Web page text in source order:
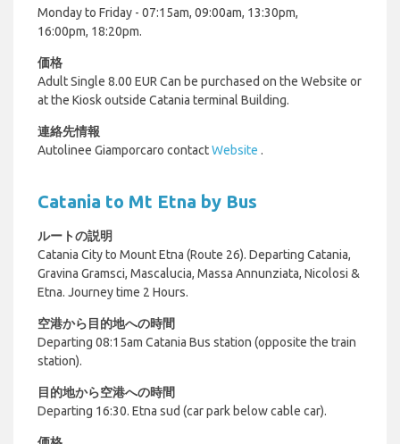
Monday to Friday - 07:15am, 09:00am, 13:30pm,
16:00pm, 18:20pm.
価格
Adult Single 8.00 EUR Can be purchased on the Website or
at the Kiosk outside Catania terminal Building.
連絡先情報
Autolinee Giamporcaro contactWebsite .
Catania to Mt Etna by Bus
ルートの説明
Catania City to Mount Etna (Route 26). Departing Catania,
Gravina Gramsci, Mascalucia, Massa Annunziata, Nicolosi &
Etna. Journey time 2 Hours.
空港から目的地への時間
Departing 08:15am Catania Bus station (opposite the train
station).
目的地から空港への時間
Departing 16:30. Etna sud (car park below cable car).